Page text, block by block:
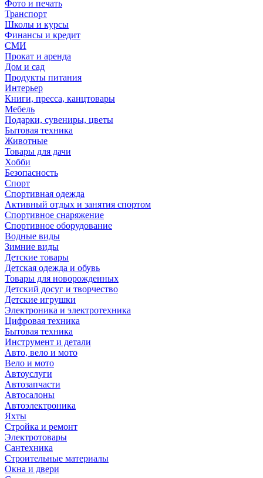
Фото и печать
Транспорт
Школы и курсы
Финансы и кредит
СМИ
Прокат и аренда
Дом и сад
Продукты питания
Интерьер
Книги, пресса, канцтовары
Мебель
Подарки, сувениры, цветы
Бытовая техника
Животные
Товары для дачи
Хобби
Безопасность
Спорт
Спортивная одежда
Активный отдых и занятия спортом
Спортивное снаряжение
Спортивное оборудование
Водные виды
Зимние виды
Детские товары
Детская одежда и обувь
Товары для новорожденных
Детский досуг и творчество
Детские игрушки
Электроника и электротехника
Цифровая техника
Бытовая техника
Инструмент и детали
Авто, вело и мото
Вело и мото
Автоуслуги
Автозапчасти
Автосалоны
Автоэлектроника
Яхты
Стройка и ремонт
Электротовары
Сантехника
Строительные материалы
Окна и двери